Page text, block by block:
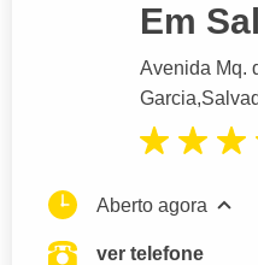
Em
Avenida Mq.
Garcia,
Aberto agora
ver telefone